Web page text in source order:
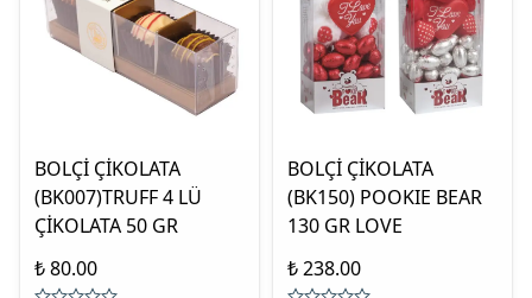
BOLÇİ ÇİKOLATA
(BK007)TRUFF 4 LÜ
ÇİKOLATA 50 GR
₺ 80.00
BOLÇİ ÇİKOLATA
(BK150) POOKIE BEAR
130 GR LOVE
₺ 238.00